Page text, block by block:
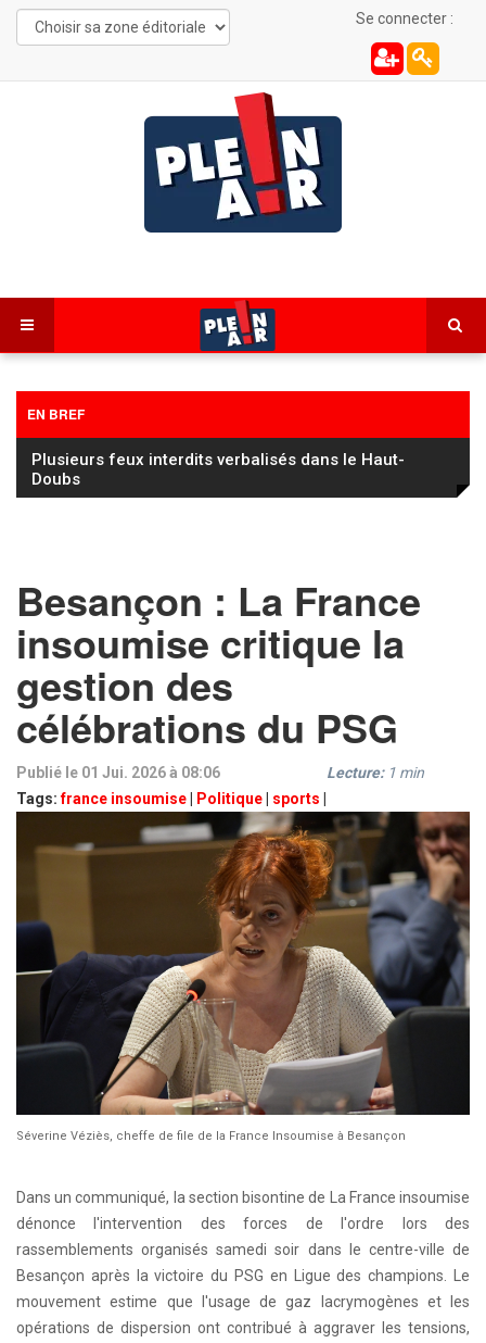
Se connecter :
EN BREF
Plusieurs feux interdits verbalisés dans le Haut-
Doubs
Besançon : La France
insoumise critique la
gestion des
célébrations du PSG
Publié le 01 Jui. 2026 à 08:06
Tags: france insoumise Politique sports
Lecture: 1 min
Séverine Véziès, cheffe de file de la France Insoumise à Besançon
Dans un communiqué, la section bisontine de La France insoumise
dénonce l'intervention des forces de l'ordre lors des
rassemblements organisés samedi soir dans le centre-ville de
Besançon après la victoire du PSG en Ligue des champions. Le
mouvement estime que l'usage de gaz lacrymogènes et les
opérations de dispersion ont contribué à aggraver les tensions,